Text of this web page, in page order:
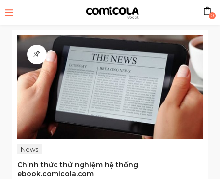
0
News
Chính thức thử nghiệm hệ thống
ebook.comicola.com